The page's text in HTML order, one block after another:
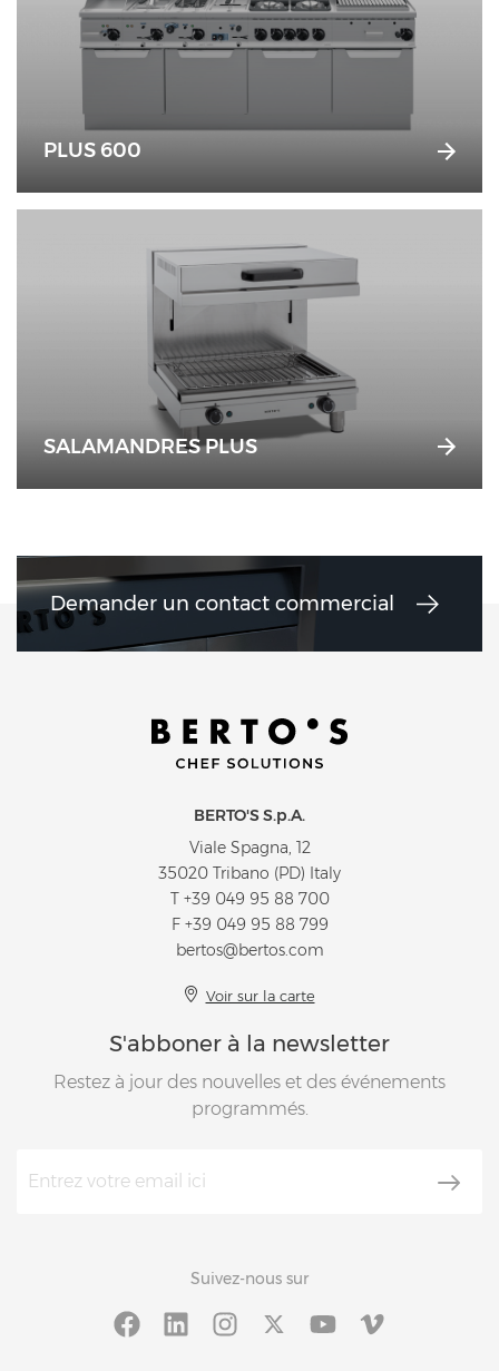
PLUS 600
SALAMANDRES PLUS
Demander un contact commercial
BERTO'S S.p.A.
Viale Spagna, 12
35020 Tribano (PD) Italy
T +39 049 95 88 700
F +39 049 95 88 799
bertos@bertos.com
Voir sur la carte
S'abboner à la newsletter
Restez à jour des nouvelles et des événements
programmés.
Suivez-nous sur